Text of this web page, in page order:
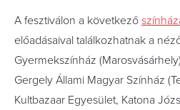
A fesztiválon a következő
előadásaival találkozhatnak a
Gyermekszínház
Gergely Állami Magyar Színház
Kultbazaar Egyesület, Katona